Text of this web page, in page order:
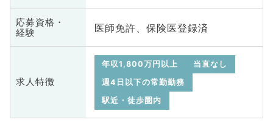
応募資格・
経験
医師免許、保険医登録済
求人特徴
年収1,800万円以上
当直なし
週4日以下の常勤勤務
駅近・徒歩圏内